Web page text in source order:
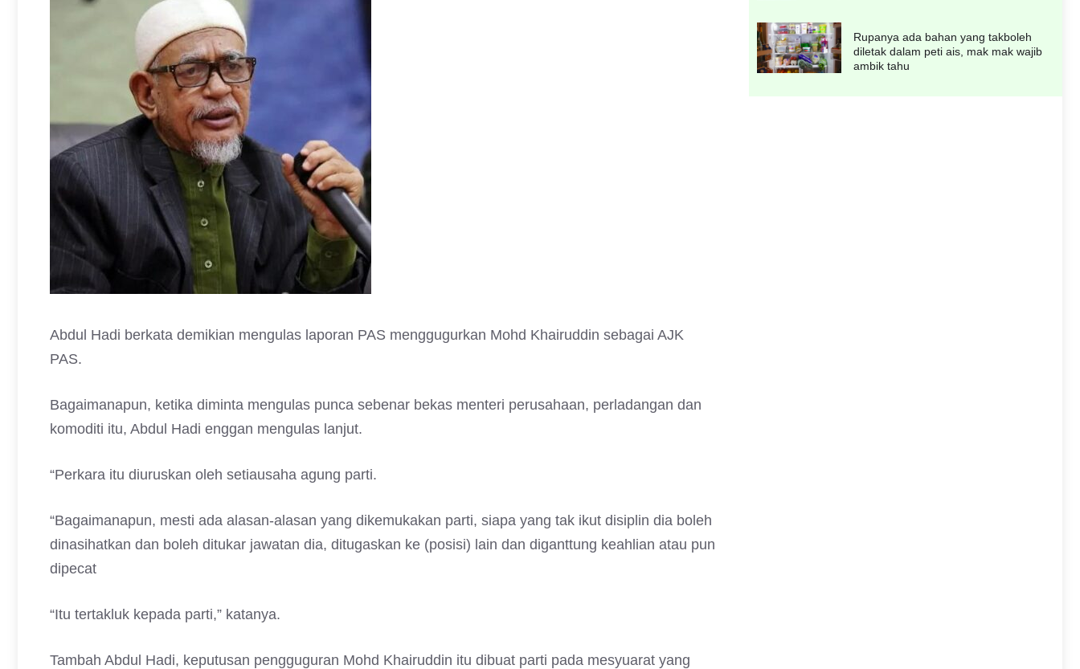
Abdul Hadi berkata demikian mengulas laporan PAS menggugurkan Mohd Khairuddin sebagai AJK
PAS.
Bagaimanapun, ketika diminta mengulas punca sebenar bekas menteri perusahaan, perladangan dan
komoditi itu, Abdul Hadi enggan mengulas lanjut.
“Perkara itu diuruskan oleh setiausaha agung parti.
“Bagaimanapun, mesti ada alasan-alasan yang dikemukakan parti, siapa yang tak ikut disiplin dia boleh
dinasihatkan dan boleh ditukar jawatan dia, ditugaskan ke (posisi) lain dan diganttung keahlian atau pun
dipecat
“Itu tertakluk kepada parti,” katanya.
Tambah Abdul Hadi, keputusan pengguguran Mohd Khairuddin itu dibuat parti pada mesyuarat yang
Rupanya ada bahan yang takboleh
diletak dalam peti ais, mak mak wajib
ambik tahu